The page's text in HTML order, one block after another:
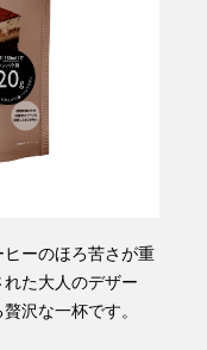
ーのほろ苦さが重
た大人のデザー
沢な一杯です。